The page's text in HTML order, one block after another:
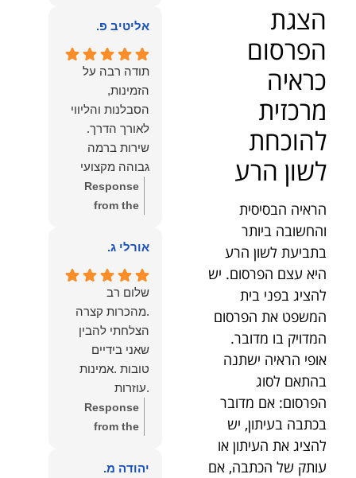
הצגת
הפרסום
כראיה
מרכזית
להוכחת
לשון הרע
הראיה הבסיסית
והחשובה ביותר
בתביעת לשון הרע
היא עצם הפרסום. יש
להציג בפני בית
המשפט את הפרסום
המדויק בו מדובר.
אופי הראיה ישתנה
בהתאם לסוג
הפרסום: אם מדובר
בכתבה בעיתון, יש
להציג את העיתון או
עותק של הכתבה, אם
הלב הרבה
הצלחה, ברכה
ובשורות טובות.
שמעון האן
משרד עורכי דין
ונוטריון
תחושת ביטחון
התהליך.
המקצועיות,
הסבלנות,
היסודיות
והאכפתיות שלו
בלטו מהרגע
הראשון. הרגשתי
שיש לי על מי
לסמוך, ואני
הלב לכל מי
שמחפש עורך דין
מקצועי, אמין
ומסור.
הוא שלנו, נעמוד
ולשירותך בכל
עת גם בהמשך.
שמעון האן
משרד עורכי דין
ונוטריון
אליטיב פ.
תודה רבה על
הזמינות,
הסבלנות והליווי
שירות ברמה
גבוהה מקצועי
ואמין.
Response
from the
הוא שלנו.
אורלי ג.
שלום רב
.מהכרות קצרה
הצלחתי להבין
שאני בידיים
טובות .אמינות
.עוזרות
.ומקשיבות .אין לי
מילים להודות
העוצמות
Response
from the
רבה על המילים
יהודה מ.